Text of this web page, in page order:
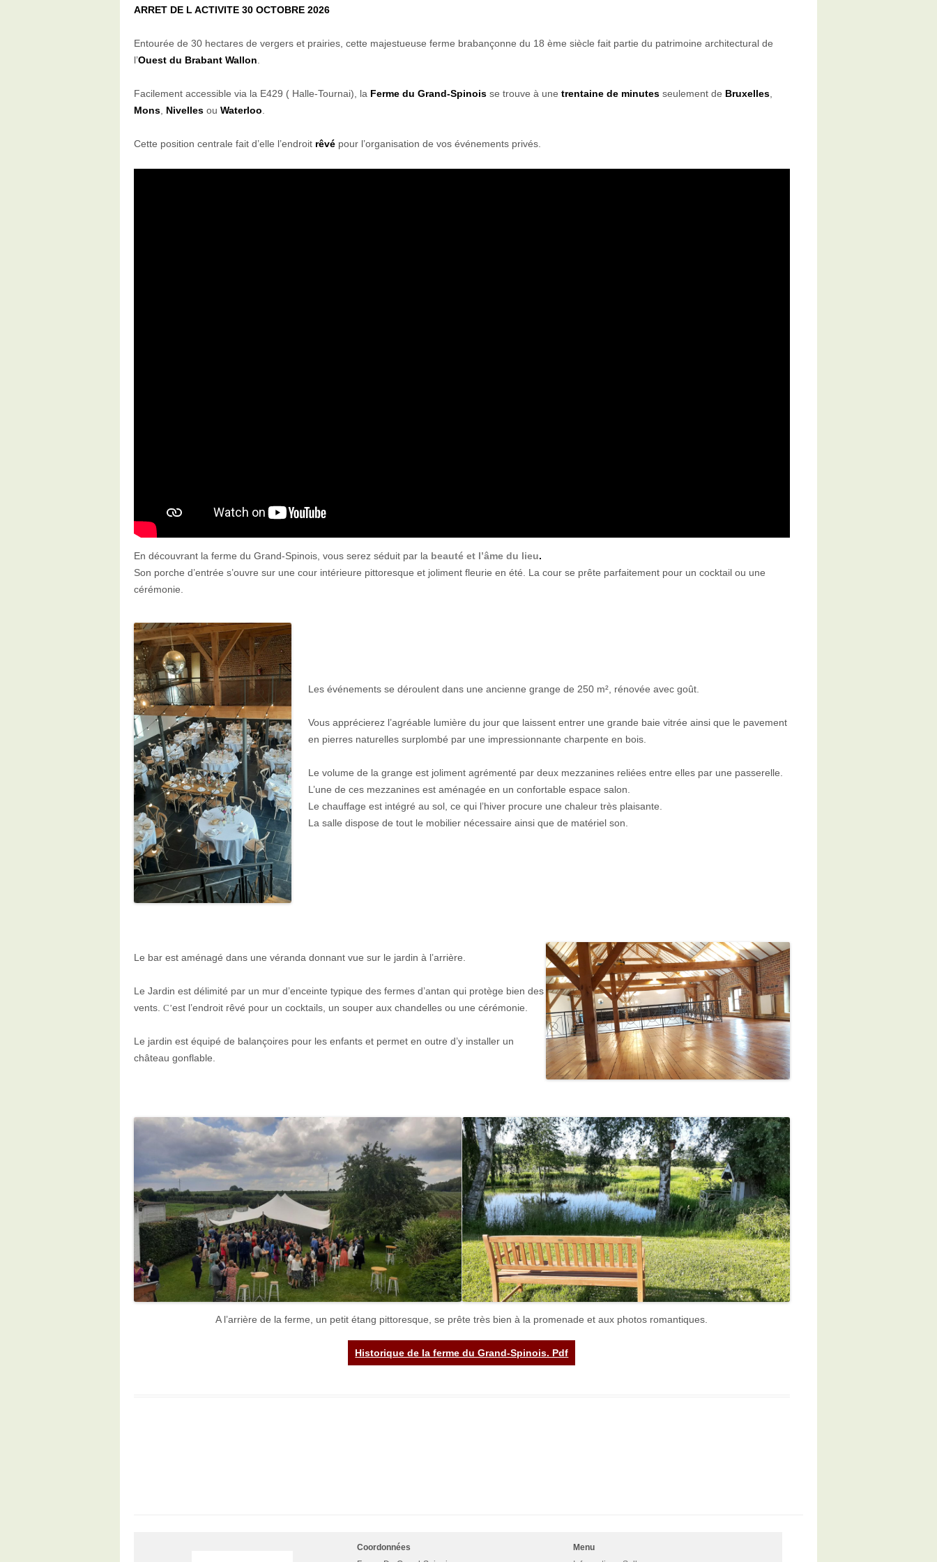
DJ – Son et lumière
Plans de salles
Photos de salle
ARRET DE L ACTIVITE 30 OCTOBRE 2026
Entourée de 30 hectares de vergers et prairies, cette majestueuse ferme brabançonne du 18 ème siècle fait partie du patrimoine architectural de
l’Ouest du Brabant Wallon
Facilement accessible via la E429 ( Halle-Tournai), la Ferme du Grand-Spinois se trouve à une trentaine de minutes seulement de Bruxelles
Mons Nivelles ou Waterloo
Cette position centrale fait d’elle l’endroit rêvé pour l’organisation de vos événements privés.
En découvrant la ferme du Grand-Spinois, vous serez séduit par la beauté et l’âme du lieu.
Son porche d’entrée s’ouvre sur une cour intérieure pittoresque et joliment fleurie en été. La cour se prête parfaitement pour un cocktail ou une
cérémonie.
Les événements se déroulent dans une ancienne grange de 250 m², rénovée avec goût.
Vous apprécierez l’agréable lumière du jour que laissent entrer une grande baie vitrée ainsi que le pavement
en pierres naturelles surplombé par une impressionnante charpente en bois.
Le volume de la grange est joliment agrémenté par deux mezzanines reliées entre elles par une passerelle.
L’une de ces mezzanines est aménagée en un confortable espace salon.
Le chauffage est intégré au sol, ce qui l’hiver procure une chaleur très plaisante.
La salle dispose de tout le mobilier nécessaire ainsi que de matériel son.
Le bar est aménagé dans une véranda donnant vue sur le jardin à l’arrière.
Le Jardin est délimité par un mur d’enceinte typique des fermes d’antan qui protège bien des
vents. C’est l’endroit rêvé pour un cocktails, un souper aux chandelles ou une cérémonie.
Le jardin est équipé de balançoires pour les enfants et permet en outre d’y installer un
château gonflable.
A l’arrière de la ferme, un petit étang pittoresque, se prête très bien à la promenade et aux photos romantiques.
Historique de la ferme du Grand-Spinois. Pdf
Coordonnées
Menu